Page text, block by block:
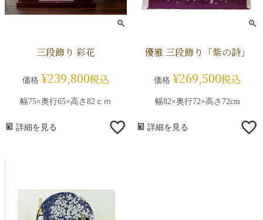
三段飾り 彩花
価格 ¥239,800税込
幅75×奥行65×高さ82ｃｍ
詳細を見る
優雅 三段飾り「紫の詩」
価格 ¥269,500税込
幅82×奥行72×高さ72cm
詳細を見る